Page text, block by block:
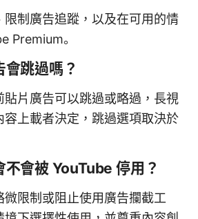
限制廣告追蹤，以及在可用的情
Premium。
跳過嗎？
貼片廣告可以跳過或略過，長視
容上載者決定，跳過選項取決於
不會被 YouTube 停用？
微限制或阻止使用廣告攔截工